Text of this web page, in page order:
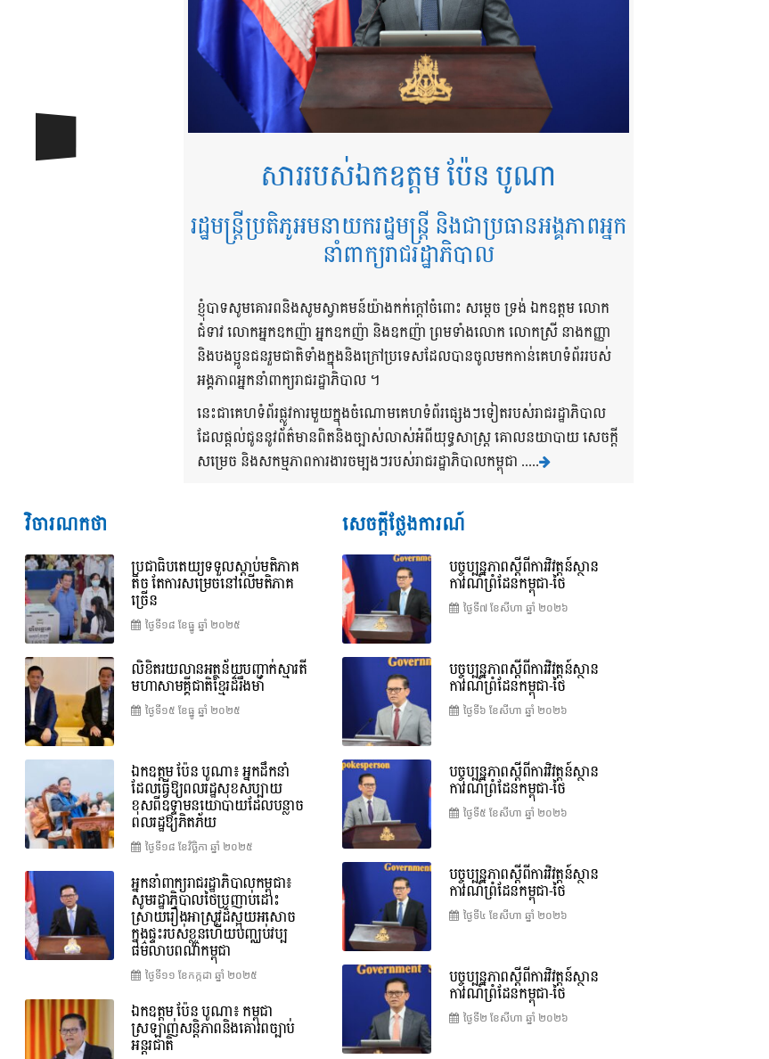
សាររបស់ឯកឧត្តម ប៉ែន បូណា
រដ្ឋមន្ត្រីប្រតិភូអមនាយករដ្ឋមន្ត្រី និងជាប្រធានអង្គភាពអ្នក
នាំពាក្យរាជរដ្ឋាភិបាល
ខ្ញុំបាទសូមគោរពនិងសូមស្វាគមន៍យ៉ាងកក់ក្តៅចំពោះ សម្តេច ទ្រង់ ឯកឧត្តម លោក
ជំទាវ លោកអ្នកឧកញ៉ា អ្នកឧកញ៉ា និងឧកញ៉ា ព្រមទាំងលោក លោកស្រី នាងកញ្ញា
និងបងប្អូនជនរួមជាតិទាំងក្នុងនិងក្រៅប្រទេសដែលបានចូលមកកាន់គេហទំព័ររបស់
អង្គភាពអ្នកនាំពាក្យរាជរដ្ឋាភិបាល ។
នេះជាគេហទំព័រផ្លូវការមួយក្នុងចំណោមគេហទំព័រផ្សេងៗទៀតរបស់រាជរដ្ឋាភិបាល
ដែលផ្តល់ជូននូវព័ត៌មានពិតនិងច្បាស់លាស់អំពីយុទ្ធសាស្រ្ត គោលនយាបាយ សេចក្តី
សម្រេច និងសកម្មភាពការងារចម្បងៗរបស់រាជរដ្ឋាភិបាលកម្ពុជា .....
វិចារណកថា
ប្រជាធិបតេយ្យទទួលស្តាប់មតិភាគ
តិច តែការសម្រេចនៅលើមតិភាគ
ច្រើន
ថ្ងៃទី១៨ ខែ​ធ្នូ ឆ្នាំ ២០២៥
លិខិតរយលានអត្ថន័យបញ្ជាក់ស្មារតី
មហាសាមគ្គីជាតិខ្មែរដ៏រឹងមាំ
ថ្ងៃទី១៥ ខែ​ធ្នូ ឆ្នាំ ២០២៥
ឯកឧត្តម ប៉ែន បូណា៖ អ្នកដឹកនាំ
ដែលធ្វើឱ្យពលរដ្ឋសុខសប្បាយ
ខុសពីឧទ្ទាមនយោបាយដែលបន្លាច
ពលរដ្ឋឱ្យភិតភ័យ
ថ្ងៃទី១៨ ខែ​វិច្ឆិកា ឆ្នាំ ២០២៥
អ្នកនាំពាក្យរាជរដ្ឋាភិបាលកម្ពុជា៖
សូមរដ្ឋាភិបាលថៃប្រញាប់ដោះ
ស្រាយរឿងអាស្រូវដ៏ស្អុយអសោច
ក្នុងផ្ទះរបស់ខ្លួនហើយបញ្ឈប់វប្ប
ធម៌លាបពណ៌កម្ពុជា
ថ្ងៃទី១១ ខែ​កក្កដា ឆ្នាំ ២០២៥
ឯកឧត្តម ប៉ែន បូណា៖ កម្ពុជា
ស្រឡាញ់សន្តិភាពនិងគោរពច្បាប់
អន្តរជាតិ
សេចក្តីថ្លែងការណ៍
បច្ចុប្បន្នភាពស្ដីពីការវិវត្តន៍ស្ថាន
ការណ៍ព្រំដែនកម្ពុជា-ថៃ
ថ្ងៃទី៧ ខែ​សីហា ឆ្នាំ ២០២៦
បច្ចុប្បន្នភាពស្ដីពីការវិវត្តន៍ស្ថាន
ការណ៍ព្រំដែនកម្ពុជា-ថៃ
ថ្ងៃទី៦ ខែ​សីហា ឆ្នាំ ២០២៦
បច្ចុប្បន្នភាពស្ដីពីការវិវត្តន៍ស្ថាន
ការណ៍ព្រំដែនកម្ពុជា-ថៃ
ថ្ងៃទី៥ ខែ​សីហា ឆ្នាំ ២០២៦
បច្ចុប្បន្នភាពស្ដីពីការវិវត្តន៍ស្ថាន
ការណ៍ព្រំដែនកម្ពុជា-ថៃ
ថ្ងៃទី៤ ខែ​សីហា ឆ្នាំ ២០២៦
បច្ចុប្បន្នភាពស្ដីពីការវិវត្តន៍ស្ថាន
ការណ៍ព្រំដែនកម្ពុជា-ថៃ
ថ្ងៃទី២ ខែ​សីហា ឆ្នាំ ២០២៦